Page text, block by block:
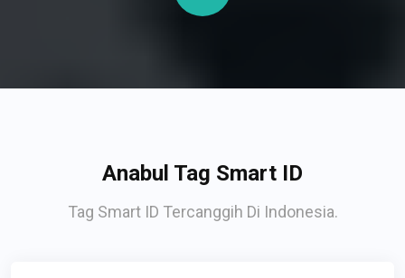
Anabul Tag Smart ID
Tag Smart ID Tercanggih Di Indonesia.